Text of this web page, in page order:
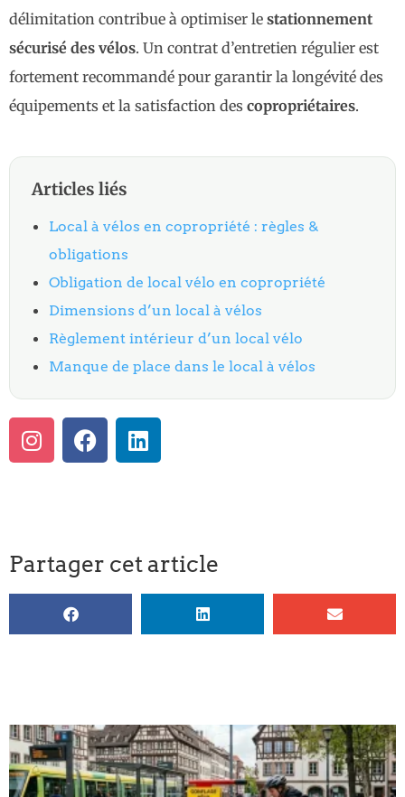
délimitation contribue à optimiser le stationnement
sécurisé des vélos. Un contrat d’entretien régulier est
fortement recommandé pour garantir la longévité des
équipements et la satisfaction des copropriétaires.
Articles liés
Local à vélos en copropriété : règles &
obligations
Obligation de local vélo en copropriété
Dimensions d’un local à vélos
Règlement intérieur d’un local vélo
Manque de place dans le local à vélos
Partager cet article